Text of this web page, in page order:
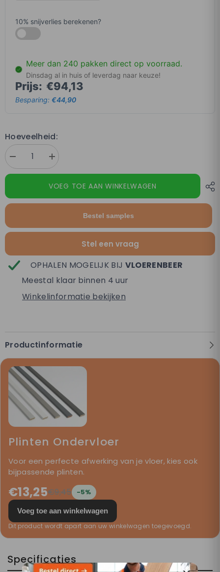
10% snijverlies berekenen?
Meer dan 240 pakken direct op voorraad.
Dinsdag al in huis of leverdag naar keuze!
Prijs: €94,13
Besparing: €44,90
Hoeveelheid:
verminderen
voor
Plak
Verhoog
de
hoeveelheid
Altessa
Natural
VOEG TOE AAN WINKELWAGEN
Bestel samples
Stel een vraag
OPHALEN MOGELIJK BIJ VLOERENBEER
Meestal klaar binnen 4 uur
Winkelinformatie bekijken
Productinformatie
Plinten Ondervloer
Voor een perfecte afwerking van je vloer, kies ook
bijpassende plinten.
€13,25€9,45 -5%
Voeg toe aan winkelwagen
Dit product wordt apart aan uw winkelwagen toegevoegd.
Specificaties